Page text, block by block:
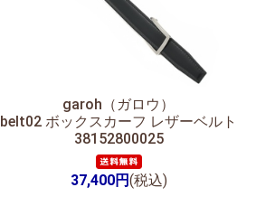
garoh（ガロウ）
belt02 ボックスカーフ レザーベルト
38152800025
37,400円(税込)